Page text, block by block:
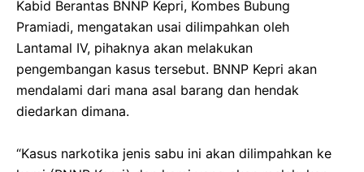
Kabid Berantas BNNP Kepri, Kombes Bubung
Pramiadi, mengatakan usai dilimpahkan oleh
Lantamal IV, pihaknya akan melakukan
pengembangan kasus tersebut. BNNP Kepri akan
mendalami dari mana asal barang dan hendak
diedarkan dimana.
“Kasus narkotika jenis sabu ini akan dilimpahkan ke